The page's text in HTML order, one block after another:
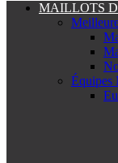
MAILLOTS
Équipes